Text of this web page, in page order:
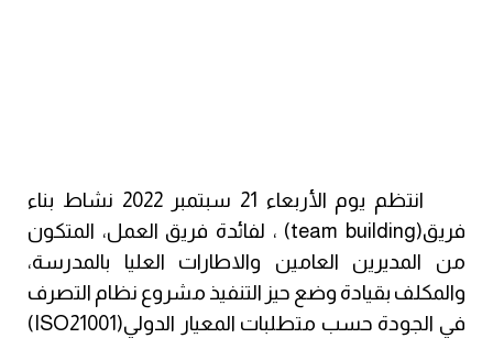
انتظم يوم الأربعاء 21 سبتمبر 2022 نشاط بناء
فريق(team building) ، لفائدة فريق العمل، المتكون
من المديرين العامين والاطارات العليا بالمدرسة،
والمكلف بقيادة وضع حيز التنفيذ مشروع نظام التصرف
في الجودة حسب متطلبات المعيار الدولي(ISO21001)